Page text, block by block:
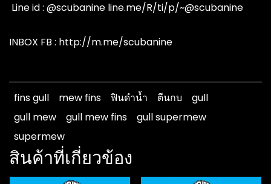
️ Line id : @scubanine line.me/R/ti/p/~@scubanine
INBOX FB : http://m.me/scubanine
fins gull mew fins ฟินดำน้ำ ตีนกบ
gull
gull mew
gull mew fins
gull supermew
supermew
สินค้าที่เกี่ยวข้อง